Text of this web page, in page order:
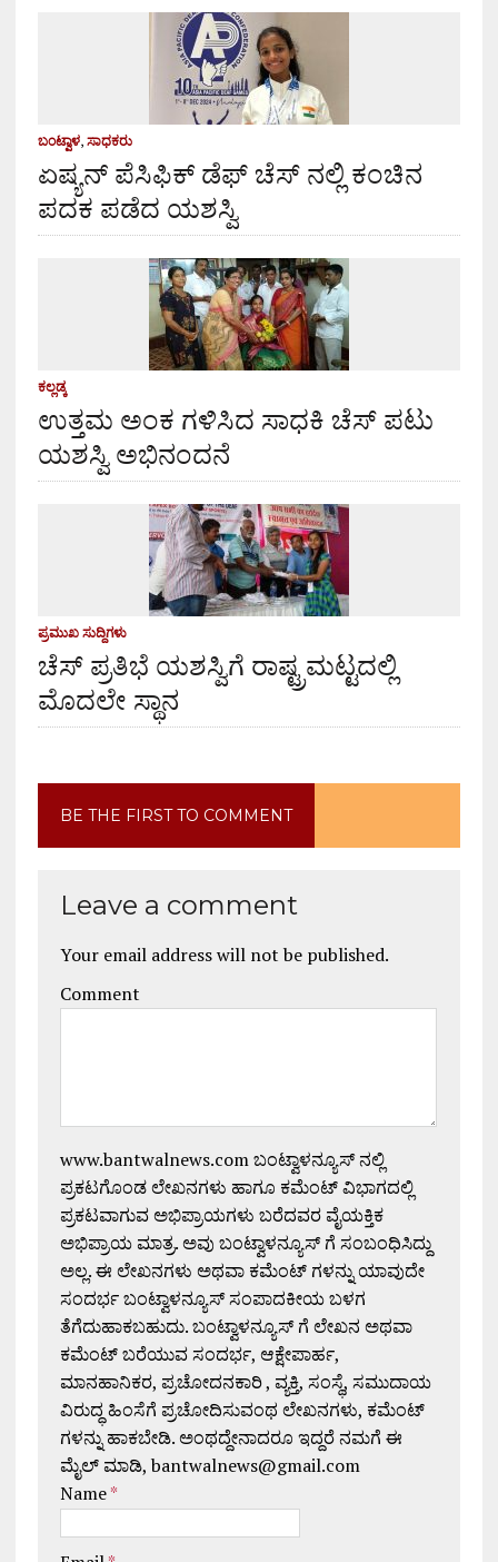
ಬಂಟ್ವಾಳ, ಸಾಧಕರು
ಏಷ್ಯನ್ ಪೆಸಿಫಿಕ್ ಡೆಫ್ ಚೆಸ್ ನಲ್ಲಿ ಕಂಚಿನ
ಪದಕ ಪಡೆದ ಯಶಸ್ವಿ
ಕಲ್ಲಡ್ಕ
ಉತ್ತಮ ಅಂಕ ಗಳಿಸಿದ ಸಾಧಕಿ ಚೆಸ್ ಪಟು
ಯಶಸ್ವಿ ಅಭಿನಂದನೆ
ಪ್ರಮುಖ ಸುದ್ದಿಗಳು
ಚೆಸ್ ಪ್ರತಿಭೆ ಯಶಸ್ವಿಗೆ ರಾಷ್ಟ್ರಮಟ್ಟದಲ್ಲಿ
ಮೊದಲೇ ಸ್ಥಾನ
BE THE FIRST TO COMMENT
Leave a comment
Your email address will not be published.
Comment
www.bantwalnews.com ಬಂಟ್ವಾಳನ್ಯೂಸ್ ನಲ್ಲಿ
ಪ್ರಕಟಗೊಂಡ ಲೇಖನಗಳು ಹಾಗೂ ಕಮೆಂಟ್ ವಿಭಾಗದಲ್ಲಿ
ಪ್ರಕಟವಾಗುವ ಅಭಿಪ್ರಾಯಗಳು ಬರೆದವರ ವೈಯಕ್ತಿಕ
ಅಭಿಪ್ರಾಯ ಮಾತ್ರ. ಅವು ಬಂಟ್ವಾಳನ್ಯೂಸ್ ಗೆ ಸಂಬಂಧಿಸಿದ್ದು
ಅಲ್ಲ. ಈ ಲೇಖನಗಳು ಅಥವಾ ಕಮೆಂಟ್ ಗಳನ್ನು ಯಾವುದೇ
ಸಂದರ್ಭ ಬಂಟ್ವಾಳನ್ಯೂಸ್ ಸಂಪಾದಕೀಯ ಬಳಗ
ತೆಗೆದುಹಾಕಬಹುದು. ಬಂಟ್ವಾಳನ್ಯೂಸ್ ಗೆ ಲೇಖನ ಅಥವಾ
ಕಮೆಂಟ್ ಬರೆಯುವ ಸಂದರ್ಭ, ಆಕ್ಷೇಪಾರ್ಹ,
ಮಾನಹಾನಿಕರ, ಪ್ರಚೋದನಕಾರಿ , ವ್ಯಕ್ತಿ, ಸಂಸ್ಥೆ, ಸಮುದಾಯ
ವಿರುದ್ಧ ಹಿಂಸೆಗೆ ಪ್ರಚೋದಿಸುವಂಥ ಲೇಖನಗಳು, ಕಮೆಂಟ್
ಗಳನ್ನು ಹಾಕಬೇಡಿ. ಅಂಥದ್ದೇನಾದರೂ ಇದ್ದರೆ ನಮಗೆ ಈ
ಮೈಲ್ ಮಾಡಿ, bantwalnews@gmail.com
Name*